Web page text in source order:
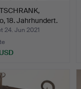
18. Jahrhundert.
24. Jun 2021